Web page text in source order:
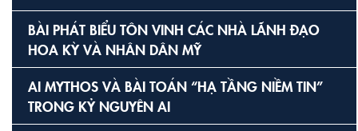
BÀI PHÁT BIỂU TÔN VINH CÁC NHÀ LÃNH ĐẠO
HOA KỲ VÀ NHÂN DÂN MỸ
AI MYTHOS VÀ BÀI TOÁN “HẠ TẦNG NIỀM TIN”
TRONG KỶ NGUYÊN AI